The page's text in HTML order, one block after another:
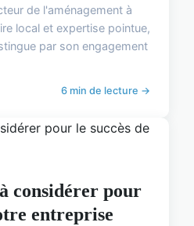
de l'aménagement à
local et expertise pointue,
par son engagement
6 min de lecture →
considérer pour
entreprise